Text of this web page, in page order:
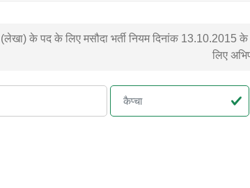
(लेखा) के पद के लिए मसौदा भर्ती नियम दिनांक
लिए